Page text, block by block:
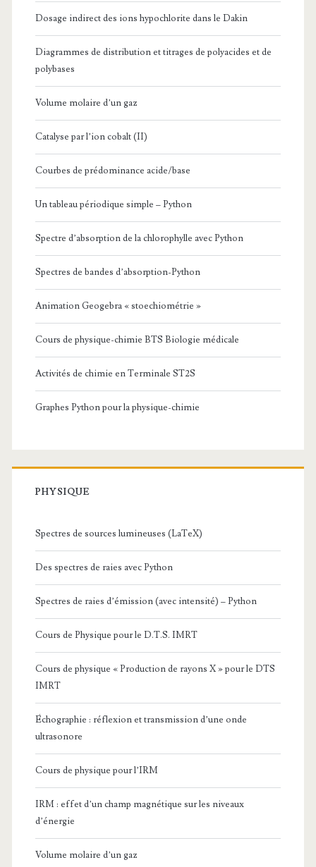
Dosage indirect des ions hypochlorite dans le Dakin
Diagrammes de distribution et titrages de polyacides et de
polybases
Volume molaire d’un gaz
Catalyse par l’ion cobalt (II)
Courbes de prédominance acide/base
Un tableau périodique simple – Python
Spectre d’absorption de la chlorophylle avec Python
Spectres de bandes d’absorption-Python
Animation Geogebra « stoechiométrie »
Cours de physique-chimie BTS Biologie médicale
Activités de chimie en Terminale ST2S
Graphes Python pour la physique-chimie
PHYSIQUE
Spectres de sources lumineuses (LaTeX)
Des spectres de raies avec Python
Spectres de raies d’émission (avec intensité) – Python
Cours de Physique pour le D.T.S. IMRT
Cours de physique « Production de rayons X » pour le DTS
IMRT
Échographie : réflexion et transmission d’une onde
ultrasonore
Cours de physique pour l’IRM
IRM : effet d’un champ magnétique sur les niveaux
d’énergie
Volume molaire d’un gaz